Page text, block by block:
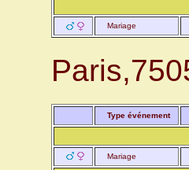
Mariage
Type événement
Mariage